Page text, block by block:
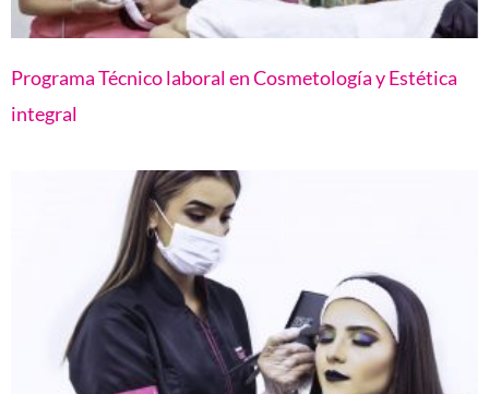
Programa Técnico laboral en Cosmetología y Estética
integral